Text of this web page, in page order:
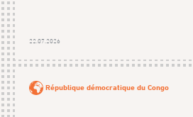
22.07.2026
République démocratique du Congo